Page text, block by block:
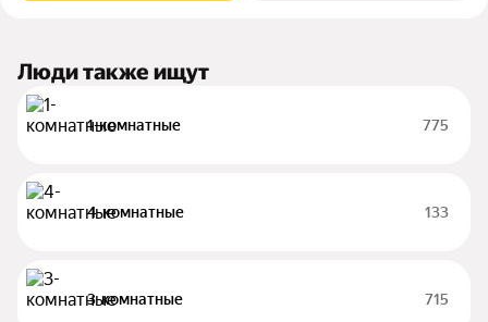
Люди также ищут
1-комнатные 775
4-комнатные 133
3-комнатные 715